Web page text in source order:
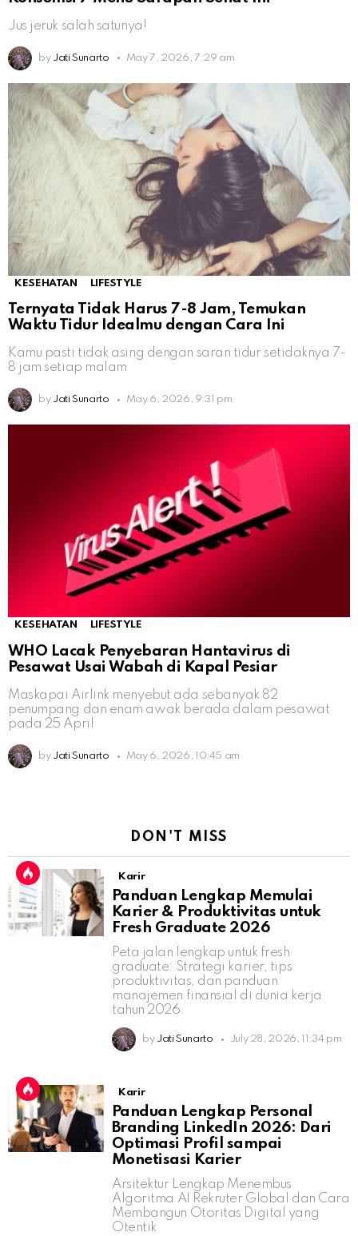
Jus jeruk salah satunya!
by Jati Sunarto May 7, 2026, 7:29 am
KESEHATAN LIFESTYLE
Ternyata Tidak Harus 7-8 Jam, Temukan
Waktu Tidur Idealmu dengan Cara Ini
Kamu pasti tidak asing dengan saran tidur setidaknya 7-
8 jam setiap malam
by Jati Sunarto May 6, 2026, 9:31 pm
KESEHATAN LIFESTYLE
WHO Lacak Penyebaran Hantavirus di
Pesawat Usai Wabah di Kapal Pesiar
Maskapai Airlink menyebut ada sebanyak 82
penumpang dan enam awak berada dalam pesawat
pada 25 April
by Jati Sunarto May 6, 2026, 10:45 am
DON'T MISS
Karir
Panduan Lengkap Memulai
Karier & Produktivitas untuk
Fresh Graduate 2026
Peta jalan lengkap untuk fresh
graduate: Strategi karier, tips
produktivitas, dan panduan
manajemen finansial di dunia kerja
tahun 2026.
by Jati Sunarto July 28, 2026, 11:34 pm
Karir
Panduan Lengkap Personal
Branding LinkedIn 2026: Dari
Optimasi Profil sampai
Monetisasi Karier
Arsitektur Lengkap Menembus
Algoritma AI Rekruter Global dan Cara
Membangun Otoritas Digital yang
Otentik